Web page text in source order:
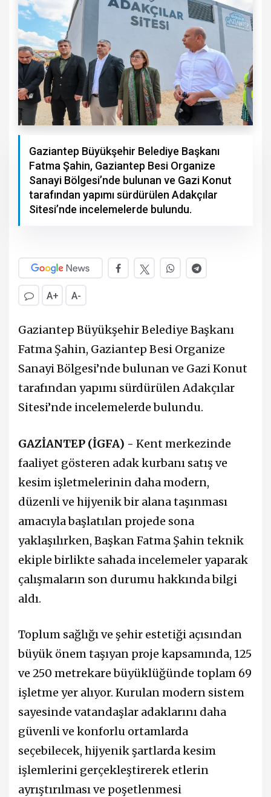
Gaziantep Büyükşehir Belediye Başkanı
Fatma Şahin, Gaziantep Besi Organize
Sanayi Bölgesi’nde bulunan ve Gazi Konut
tarafından yapımı sürdürülen Adakçılar
Sitesi’nde incelemelerde bulundu.
A+ A-
Gaziantep Büyükşehir Belediye Başkanı
Fatma Şahin, Gaziantep Besi Organize
Sanayi Bölgesi’nde bulunan ve Gazi Konut
tarafından yapımı sürdürülen Adakçılar
Sitesi’nde incelemelerde bulundu.
GAZİANTEP (İGFA) - Kent merkezinde
faaliyet gösteren adak kurbanı satış ve
kesim işletmelerinin daha modern,
düzenli ve hijyenik bir alana taşınması
amacıyla başlatılan projede sona
yaklaşılırken, Başkan Fatma Şahin teknik
ekiple birlikte sahada incelemeler yaparak
çalışmaların son durumu hakkında bilgi
aldı.
Toplum sağlığı ve şehir estetiği açısından
büyük önem taşıyan proje kapsamında, 125
ve 250 metrekare büyüklüğünde toplam 69
işletme yer alıyor. Kurulan modern sistem
sayesinde vatandaşlar adaklarını daha
güvenli ve konforlu ortamlarda
seçebilecek, hijyenik şartlarda kesim
işlemlerini gerçekleştirerek etlerin
ayrıştırılması ve poşetlenmesi